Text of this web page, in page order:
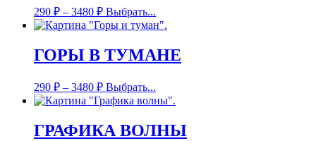
290 ₽ – 3480 ₽ Выбрать...
ГОРЫ В ТУМАНЕ
290 ₽ – 3480 ₽ Выбрать...
ГРАФИКА ВОЛНЫ